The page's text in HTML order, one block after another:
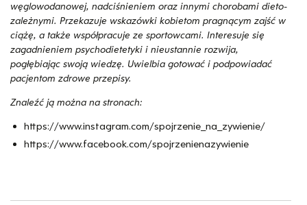
węglowodanowej, nadciśnieniem oraz innymi chorobami dieto-
zależnymi. Przekazuje wskazówki kobietom pragnącym zajść w
ciążę, a także współpracuje ze sportowcami. Interesuje się
zagadnieniem psychodietetyki i nieustannie rozwija,
pogłębiając swoją wiedzę. Uwielbia gotować i podpowiadać
pacjentom zdrowe przepisy.
Znaleźć ją można na stronach:
https://www.instagram.com/spojrzenie_na_zywienie/
https://www.facebook.com/spojrzenienazywienie